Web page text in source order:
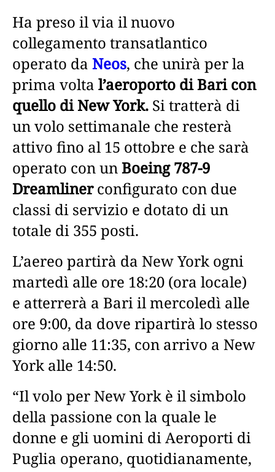
Ha preso il via il nuovo
collegamento transatlantico
operato da Neos, che unirà per la
prima volta l’aeroporto di Bari con
quello di New York. Si tratterà di
un volo settimanale che resterà
attivo fino al 15 ottobre e che sarà
operato con unBoeing 787-9
Dreamlinerconfigurato con due
classi di servizio e dotato di un
totale di 355 posti.
L’aereo partirà da New York ogni
martedì alle ore 18:20 (ora locale)
e atterrerà a Bari il mercoledì alle
ore 9:00, da dove ripartirà lo stesso
giorno alle 11:35, con arrivo a New
York alle 14:50.
“Il volo per New York è il simbolo
della passione con la quale le
donne e gli uomini di Aeroporti di
Puglia operano, quotidianamente,